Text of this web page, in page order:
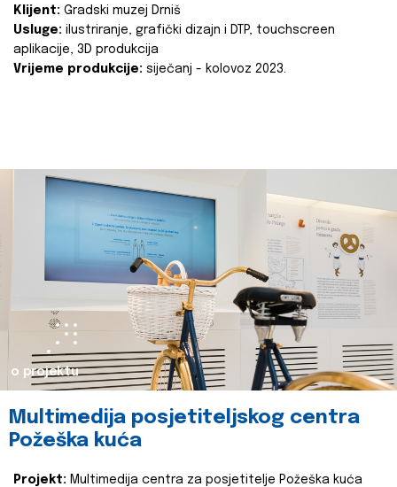
Klijent: Gradski muzej Drniš
Usluge: ilustriranje, grafički dizajn i DTP, touchscreen
aplikacije, 3D produkcija
Vrijeme produkcije: siječanj - kolovoz 2023.
o projektu
Multimedija posjetiteljskog centra
Požeška kuća
Projekt: Multimedija centra za posjetitelje Požeška kuća